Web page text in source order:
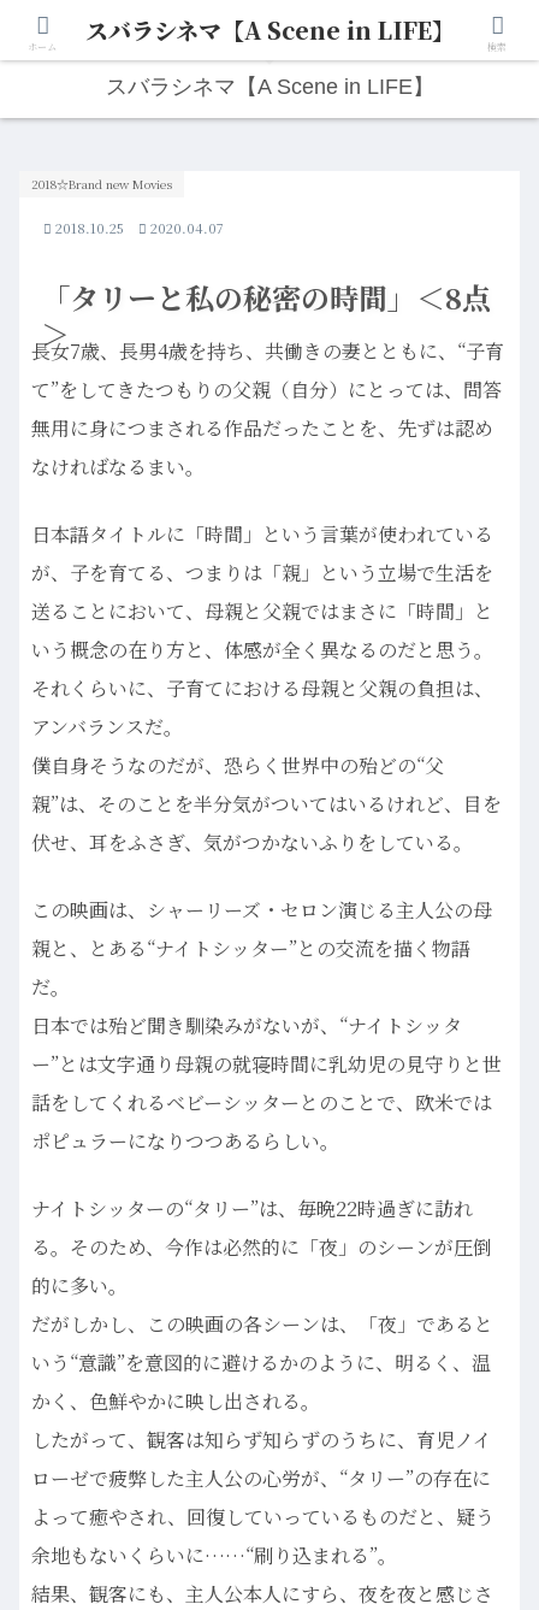
人生は“ひとりごと”から始まる。映画と写真と日々のこと。
スバラシネマ【A Scene in LIFE】
「タリーと私の秘密の時間」＜8点
＞
2018☆Brand new Movies
2018.10.25 2020.04.07
長女7歳、長男4歳を持ち、共働きの妻とともに、“子育
て”をしてきたつもりの父親（自分）にとっては、問答
無用に身につまされる作品だったことを、先ずは認め
なければなるまい。
日本語タイトルに「時間」という言葉が使われている
が、子を育てる、つまりは「親」という立場で生活を
送ることにおいて、母親と父親ではまさに「時間」と
いう概念の在り方と、体感が全く異なるのだと思う。
それくらいに、子育てにおける母親と父親の負担は、
アンバランスだ。
僕自身そうなのだが、恐らく世界中の殆どの“父
親”は、そのことを半分気がついてはいるけれど、目を
伏せ、耳をふさぎ、気がつかないふりをしている。
この映画は、シャーリーズ・セロン演じる主人公の母
親と、とある“ナイトシッター”との交流を描く物語
だ。
日本では殆ど聞き馴染みがないが、“ナイトシッタ
ー”とは文字通り母親の就寝時間に乳幼児の見守りと世
話をしてくれるベビーシッターとのことで、欧米では
ポピュラーになりつつあるらしい。
ナイトシッターの“タリー”は、毎晩22時過ぎに訪れ
る。そのため、今作は必然的に「夜」のシーンが圧倒
的に多い。
だがしかし、この映画の各シーンは、「夜」であると
いう“意識”を意図的に避けるかのように、明るく、温
かく、色鮮やかに映し出される。
したがって、観客は知らず知らずのうちに、育児ノイ
ローゼで疲弊した主人公の心労が、“タリー”の存在に
よって癒やされ、回復していっているものだと、疑う
余地もないくらいに……“刷り込まれる”。
結果、観客にも、主人公本人にすら、夜を夜と感じさ
ホーム スバラシネマ【A Scene in LIFE】 検索